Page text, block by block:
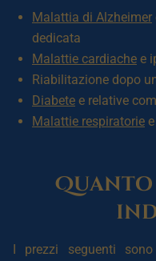
Malattia di Alzheimer
dedicata
Malattie cardiache e
Riabilitazione dopo
Diabete e relative
Malattie respiratorie e
Quanto
I prezzi seguenti